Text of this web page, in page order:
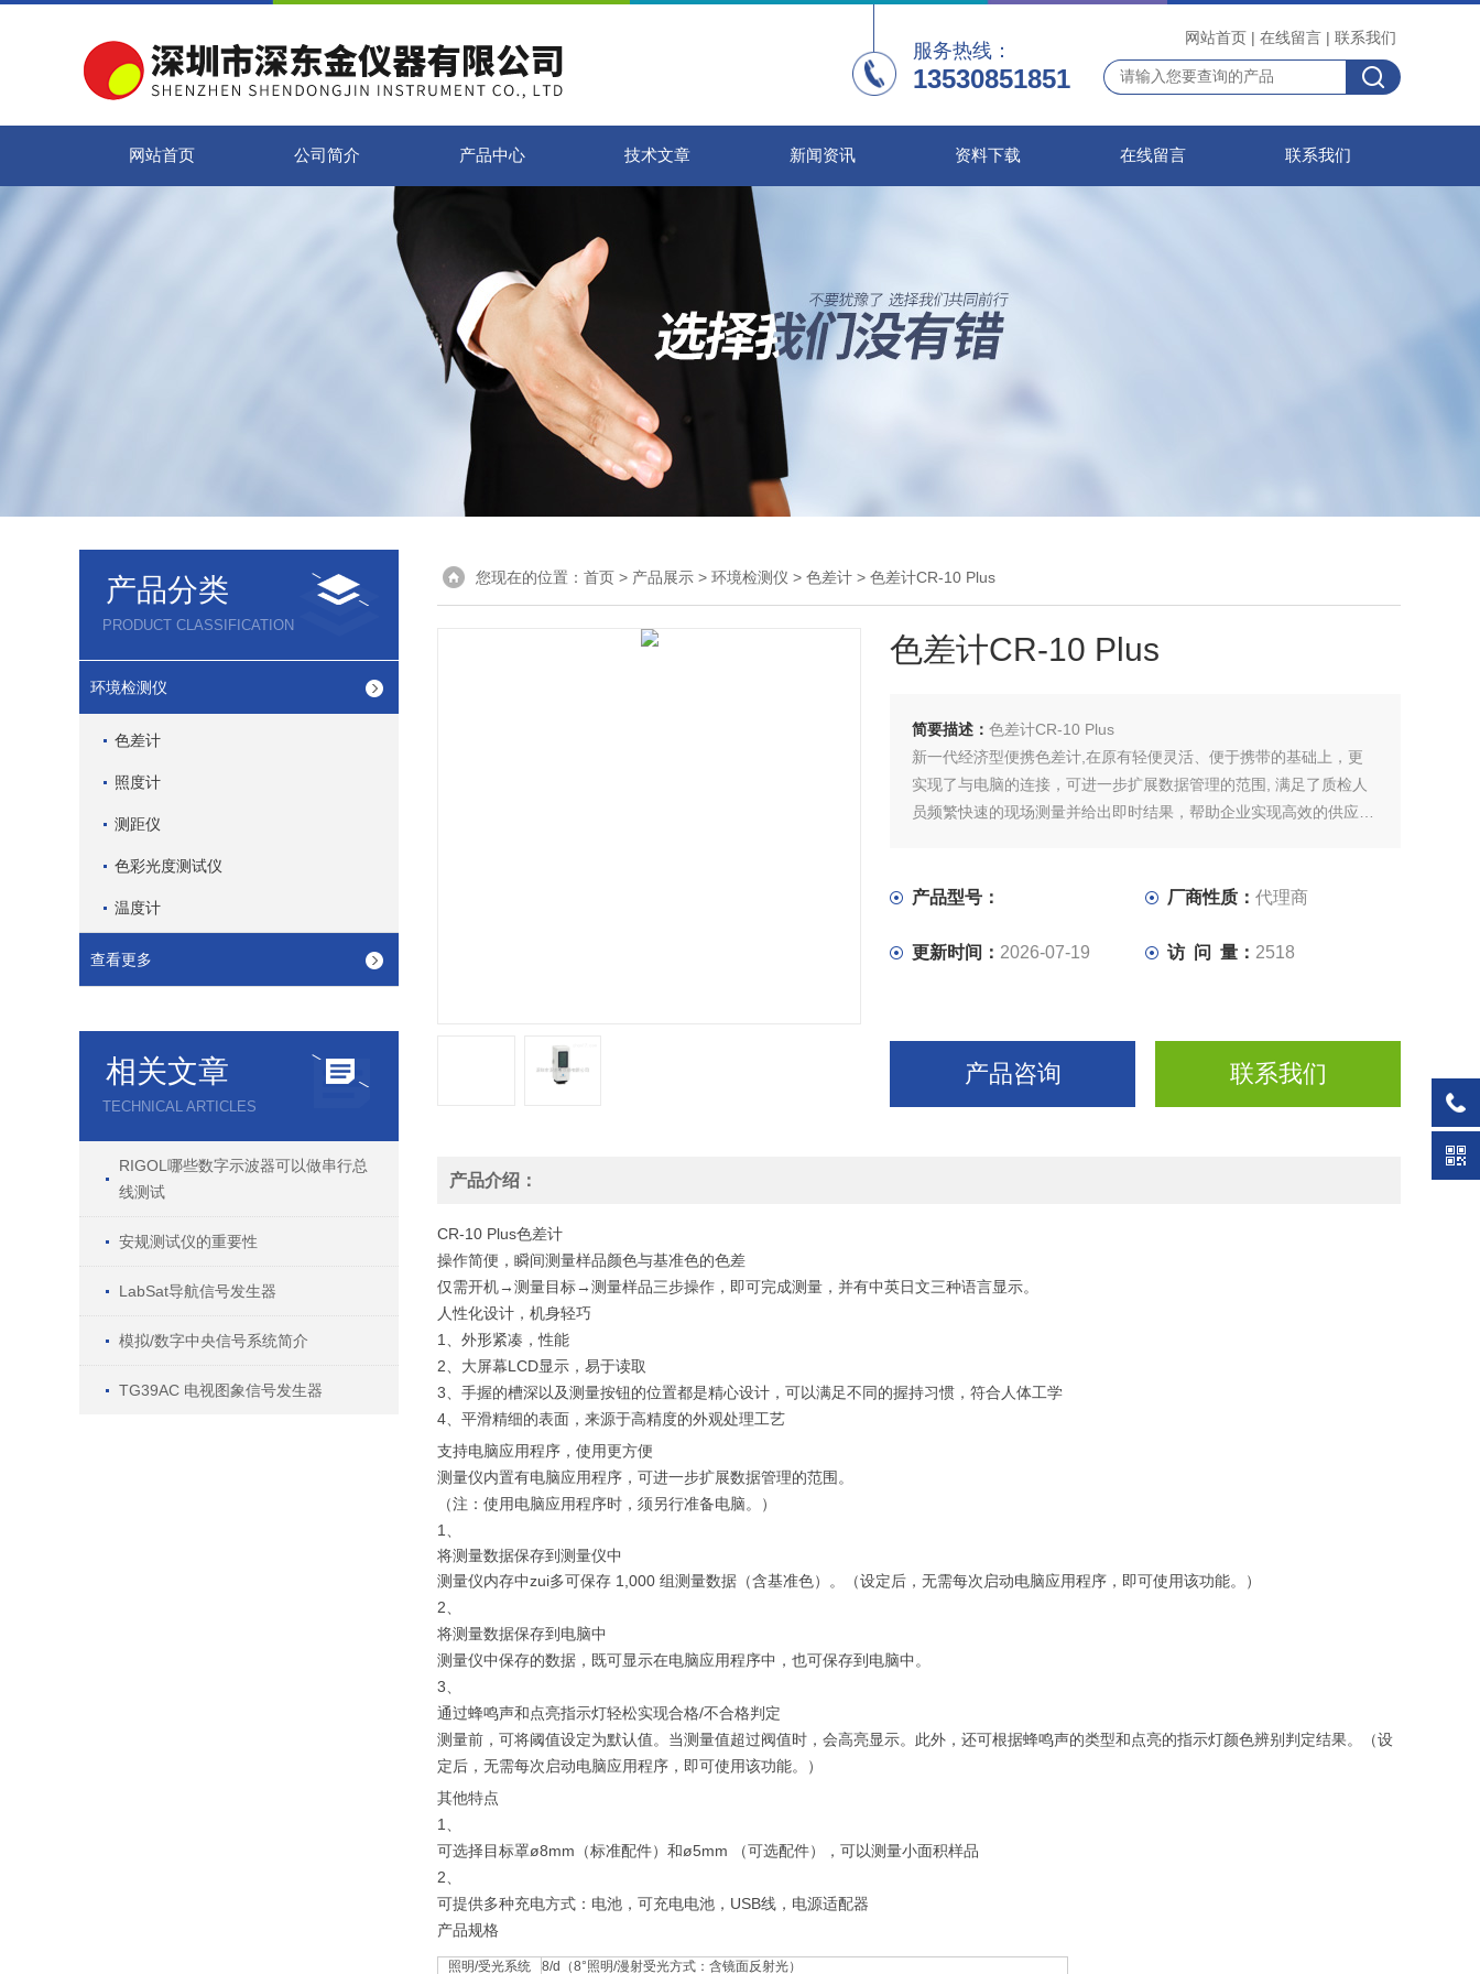
网站首页 | 在线留言 | 联系我们
服务热线：
13530851851
网站首页 公司简介 产品中心 技术文章 新闻资讯 资料下载 在线留言 联系我们
产品分类
PRODUCT CLASSIFICATION
环境检测仪
色差计
照度计
测距仪
色彩光度测试仪
温度计
查看更多
相关文章
TECHNICAL ARTICLES
RIGOL哪些数字示波器可以做串行总
线测试
安规测试仪的重要性
LabSat导航信号发生器
模拟/数字中央信号系统简介
TG39AC 电视图象信号发生器
您现在的位置： 首页 > 产品展示 > 环境检测仪 > 色差计 > 色差计CR-10 Plus
色差计CR-10 Plus
简要描述：色差计CR-10 Plus
新一代经济型便携色差计,在原有轻便灵活、便于携带的基础上，更
实现了与电脑的连接，可进一步扩展数据管理的范围, 满足了质检人
员频繁快速的现场测量并给出即时结果，帮助企业实现高效的供应商
产品型号： 厂商性质：代理商
更新时间： 2026-07-19 访 问 量： 2518
产品咨询 联系我们
产品介绍：
CR-10 Plus色差计
操作简便，瞬间测量样品颜色与基准色的色差
仅需开机→测量目标→测量样品三步操作，即可完成测量，并有中英日文三种语言显示。
人性化设计，机身轻巧
1、 外形紧凑，性能
2、 大屏幕LCD显示，易于读取
3、 手握的槽深以及测量按钮的位置都是精心设计，可以满足不同的握持习惯，符合人体工学
4、 平滑精细的表面，来源于高精度的外观处理工艺
支持电脑应用程序，使用更方便
测量仪内置有电脑应用程序，可进一步扩展数据管理的范围。
（注：使用电脑应用程序时，须另行准备电脑。）
1、
将测量数据保存到测量仪中
测量仪内存中zui多可保存 1,000 组测量数据（含基准色）。（设定后，无需每次启动电脑应用程序，即可使用该功能。）
2、
将测量数据保存到电脑中
测量仪中保存的数据，既可显示在电脑应用程序中，也可保存到电脑中。
3、
通过蜂鸣声和点亮指示灯轻松实现合格/不合格判定
测量前，可将阈值设定为默认值。当测量值超过阀值时，会高亮显示。此外，还可根据蜂鸣声的类型和点亮的指示灯颜色辨别判定结果。（设
定后，无需每次启动电脑应用程序，即可使用该功能。）
其他特点
1、
可选择目标罩ø8mm（标准配件）和ø5mm （可选配件），可以测量小面积样品
2、
可提供多种充电方式：电池，可充电电池，USB线，电源适配器
产品规格
照明/受光系统
8/d（8°照明/漫射受光方式：含镜面反射光）